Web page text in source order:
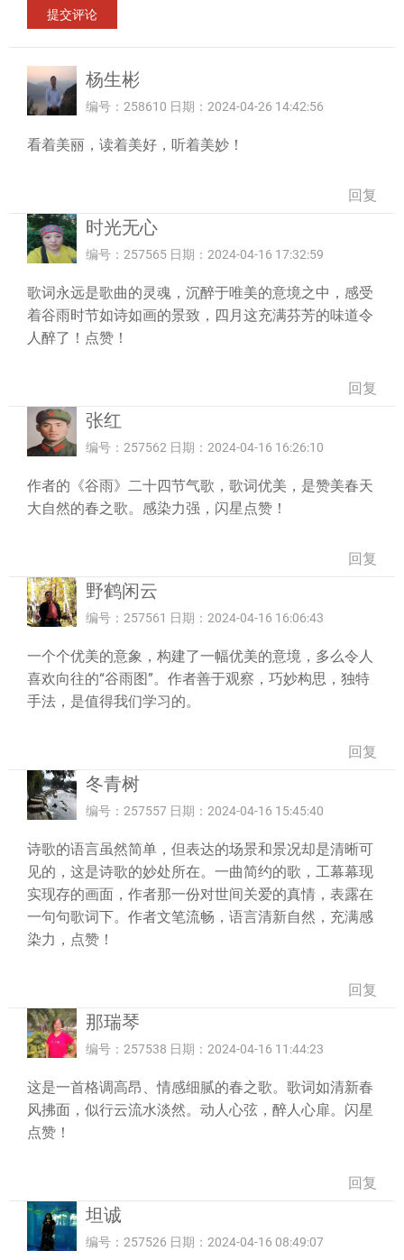
杨生彬
编号：258610 日期：2024-04-26 14:42:56
看着美丽，读着美好，听着美妙！
回复
时光无心
编号：257565 日期：2024-04-16 17:32:59
歌词永远是歌曲的灵魂，沉醉于唯美的意境之中，感受
着谷雨时节如诗如画的景致，四月这充满芬芳的味道令
人醉了！点赞！
回复
张红
编号：257562 日期：2024-04-16 16:26:10
作者的《谷雨》二十四节气歌，歌词优美，是赞美春天
大自然的春之歌。感染力强，闪星点赞！
回复
野鹤闲云
编号：257561 日期：2024-04-16 16:06:43
一个个优美的意象，构建了一幅优美的意境，多么令人
喜欢向往的“谷雨图”。作者善于观察，巧妙构思，独特
手法，是值得我们学习的。
回复
冬青树
编号：257557 日期：2024-04-16 15:45:40
诗歌的语言虽然简单，但表达的场景和景况却是清晰可
见的，这是诗歌的妙处所在。一曲简约的歌，工幕幕现
实现存的画面，作者那一份对世间关爱的真情，表露在
一句句歌词下。作者文笔流畅，语言清新自然，充满感
染力，点赞！
回复
那瑞琴
编号：257538 日期：2024-04-16 11:44:23
这是一首格调高昂、情感细腻的春之歌。歌词如清新春
风拂面，似行云流水淡然。动人心弦，醉人心扉。闪星
点赞！
回复
坦诚
编号：257526 日期：2024-04-16 08:49:07